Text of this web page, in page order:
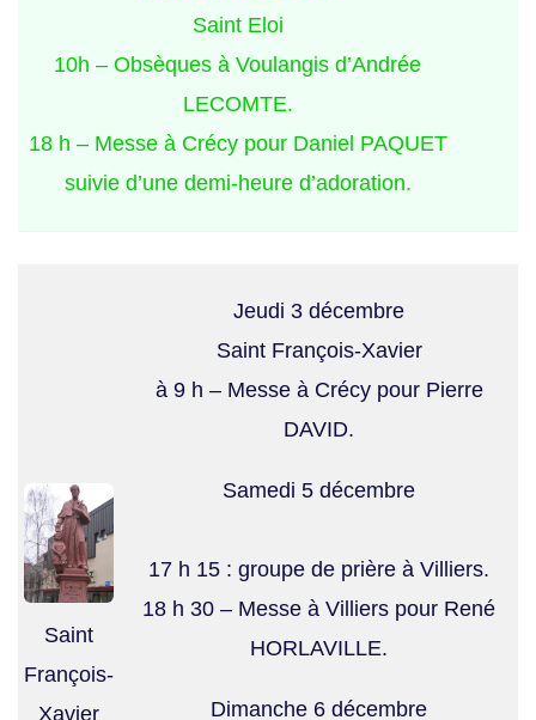
Saint Eloi
10h – Obsèques à Voulangis d’Andrée
LECOMTE.
18 h – Messe à Crécy pour Daniel PAQUET
suivie d’une demi-heure d’adoration.
Saint
François-
Xavier
Jeudi 3 décembre
Saint François-Xavier
à 9 h – Messe à Crécy pour Pierre
DAVID.
Samedi 5 décembre
17 h 15 : groupe de prière à Villiers.
18 h 30 – Messe à Villiers pour René
HORLAVILLE.
Dimanche 6 décembre